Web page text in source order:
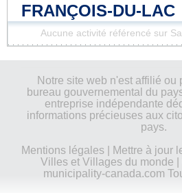
FRANÇOIS-DU-LAC
Aucune activité référencé sur
Notre site web n'est affilié ou
bureau gouvernemental du
entreprise indépendante
informations précieuses aux
pays.
Mentions légales| Mettre à jour
Villes et Villages du monde
municipality-canada.com